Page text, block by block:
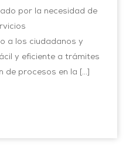
por la necesidad de
a los ciudadanos y
y eficiente a trámites
de procesos en la […]